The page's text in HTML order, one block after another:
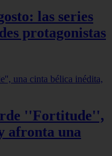
las series
protagonistas
''Fortitude'',
afronta una